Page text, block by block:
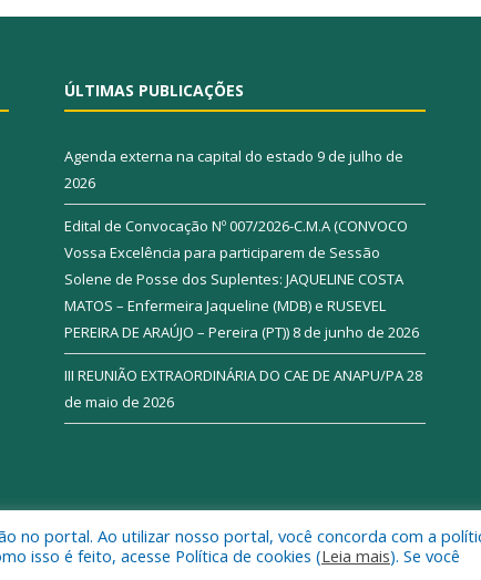
ÚLTIMAS PUBLICAÇÕES
Agenda externa na capital do estado 9 de julho de
2026
Edital de Convocação Nº 007/2026-C.M.A (CONVOCO
Vossa Excelência para participarem de Sessão
Solene de Posse dos Suplentes: JAQUELINE COSTA
MATOS – Enfermeira Jaqueline (MDB) e RUSEVEL
PEREIRA DE ARAÚJO – Pereira (PT)) 8 de junho de 2026
III REUNIÃO EXTRAORDINÁRIA DO CAE DE ANAPU/PA28
de maio de 2026
Anapu. Mapa do
no portal. Ao utilizar nosso portal, você concorda com a
isso é feito, acesse Política de cookies (Leia mais). Se você